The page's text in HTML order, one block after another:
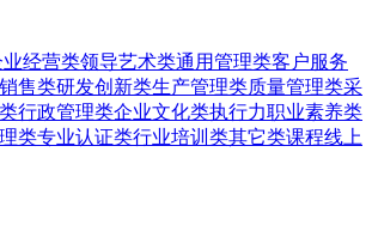
业经营类领导艺术类通用管理类客户服务
售类研发创新类生产管理类质量管理类采
行政管理类企业文化类执行力职业素养类
类专业认证类行业培训类其它类课程线上